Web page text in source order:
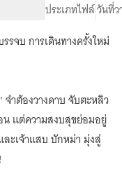
ประเภทไฟล์วันที่ว
จบ การเดินทางครั้งใหม่
ำต้องวางดาบ จับตะหลิว
น แต่ความสงบสุขย่อมอยู่
ะเจ้าแสบ บักหม่า มุ่งสู่